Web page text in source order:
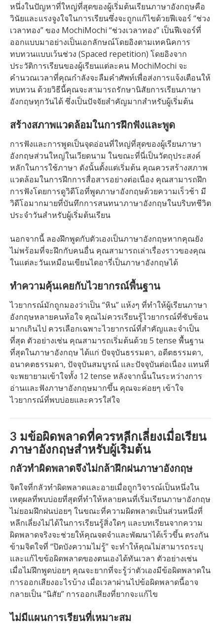
หนึ่งในปัญหาที่ใหญ่ที่สุดของผู้เริ่มต้นเรียนภาษาอังกฤษคือ
วินัยและแรงจูงใจในการเรียนซึ่งจะถูกแก้ไขด้วยฟีเจอร์ “ช่วง
เวลาทอง” ของ MochiMochi “ช่วงเวลาทอง” เป็นฟีเจอร์ที่
ออกแบบมาอย่างเป็นเอกลักษณ์โดยอิงตามเทคนิคการ
ทบทวนแบบเว้นช่วง (Spaced repetition) โดยอิงจาก
ประวัติการเรียนของผู้เรียนแต่ละคน MochiMochi จะ
คำนวณเวลาที่คุณกำลังจะลืมคำศัพท์เพื่อส่งการแจ้งเตือนให้
ทบทวน ด้วยวิธีนี้คุณจะสามารถรักษานิสัยการเรียนภาษา
อังกฤษทุกวันได้ ซึ่งเป็นปัจจัยสำคัญมากสำหรับผู้เริ่มต้น
สร้างสภาพแวดล้อมในการฝึกฟังและพูด
การฟังและการพูดเป็นจุดอ่อนที่ใหญ่ที่สุดของผู้เรียนภาษา
อังกฤษส่วนใหญ่ในเวียดนาม ในขณะที่นี่เป็นวัตถุประสงค์
หลักในการใช้ภาษา ดังนั้นตั้งแต่เริ่มต้น คุณควรสร้างสภาพ
แวดล้อมในการฝึกการสื่อสารอย่างต่อเนื่อง คุณสามารถฝึก
การฟังโดยการดูวิดีโอที่พูดภาษาอังกฤษด้วยความเร็วช้า มี
วิดีโอมากมายที่บันทึกการสนทนาภาษาอังกฤษในบริบทชีวิต
ประจำวันสำหรับผู้เริ่มต้นเรียน
นอกจากนี้ ลองฝึกพูดกับตัวเองเป็นภาษาอังกฤษหากคุณยัง
ไม่พร้อมที่จะฝึกกับคนอื่น คุณสามารถเล่าเรื่องราวของคุณ
ในแต่ละวันเหมือนเขียนไดอารี่เป็นภาษาอังกฤษได้
ทำความคุ้นเคยกับไวยากรณ์พื้นฐาน
ไวยากรณ์มักถูกมองว่าเป็น “หิน” แห้งๆ ที่ทำให้ผู้เรียนภาษา
อังกฤษหลายคนท้อใจ คุณไม่ควรเรียนรู้ไวยากรณ์ที่ซับซ้อน
มากเกินไป ควรเลือกเฉพาะไวยากรณ์ที่สำคัญและจำเป็น
ที่สุด ตัวอย่างเช่น คุณสามารถเริ่มต้นด้วย 5 tense พื้นฐาน
ที่สุดในภาษาอังกฤษ ได้แก่ ปัจจุบันธรรมดา, อดีตธรรมดา,
อนาคตธรรมดา, ปัจจุบันสมบูรณ์ และปัจจุบันต่อเนื่อง แทนที่
จะพยายามเข้าใจทั้ง 12 tense หลังจากนั้นในระหว่างการ
อ่านและฟังภาษาอังกฤษมากขึ้น คุณจะค่อยๆ เข้าใจ
ไวยากรณ์ที่พบบ่อยและควรใส่ใจ
3 มข้อผิดพลาดที่ควรหลีกเลี่ยงเมื่อเรียน
ภาษาอังกฤษสำหรับผู้เริ่มต้น
กลัวทำผิดพลาดจึงไม่กล้าฝึกฝนภาษาอังกฤษ
จิตใจที่กลัวทำผิดพลาดและอายเมื่อถูกวิจารณ์เป็นหนึ่งใน
เหตุผลที่พบบ่อยที่สุดที่ทำให้หลายคนที่เริ่มเรียนภาษาอังกฤษ
ไม่ยอมฝึกฝนบ่อยๆ ในขณะที่ความผิดพลาดเป็นส่วนหนึ่งที่
หลีกเลี่ยงไม่ได้ในการเรียนรู้สิ่งใดๆ และบทเรียนจากความ
ผิดพลาดจริงจะช่วยให้คุณจดจำและพัฒนาได้เร็วขึ้น ตรงกัน
ข้ามจิตใจที่ “ปิดบังความไม่รู้” จะทำให้คุณไม่สามารถระบุ
และแก้ไขข้อผิดพลาดของตนเองได้ทันเวลา ตัวอย่างเช่น
เมื่อไม่ฝึกพูดบ่อยๆ คุณจะยากที่จะรู้ว่าตัวเองมีข้อผิดพลาดใน
การออกเสียงอะไรบ้าง เมื่อเวลาผ่านไปข้อผิดพลาดนี้อาจ
กลายเป็น “นิสัย” การออกเสียงที่ยากจะแก้ไข
ไม่มีแผนการเรียนที่เหมาะสม